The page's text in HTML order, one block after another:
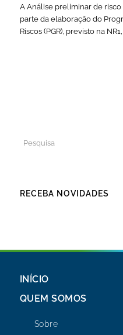
A Análise preliminar de
parte da elaboração do
Riscos (PGR), previsto na
RECEBA NOVIDADES
INÍCIO
QUEM SOMOS
Sobre